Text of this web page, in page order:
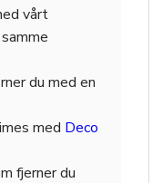
vårt
du med en
med Deco
fjerner du